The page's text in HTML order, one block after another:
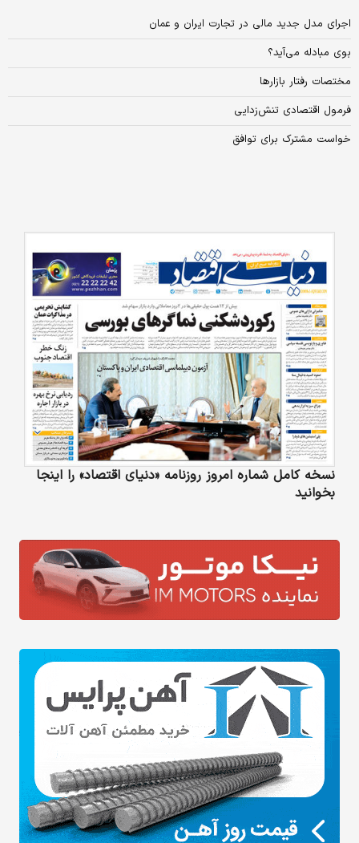
اجرای مدل جدید مالی در تجارت ایران و عمان
بوی مبادله می‌آید؟
مختصات رفتار بازارها
فرمول اقتصادی تنش‌زدایی
خواست مشترک برای توافق
نسخه کامل شماره امروز روزنامه «دنیای‌ اقتصاد» را اینجا
بخوانید